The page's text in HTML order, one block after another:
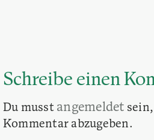
Schreibe einen
Du musst angemeldet
Kommentar abzugeben.